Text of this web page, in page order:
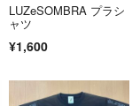
LUZeSOMBRA プラシ
ャツ
¥1,600